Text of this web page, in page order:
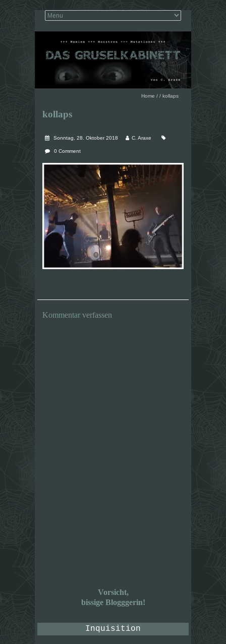
Home / / kollaps
kollaps
Sonntag, 28. Oktober 2018 C. Araxe
0 Comment
Kommentar verfassen
Vorsicht,
bissige Blogggerin!
Inquisition